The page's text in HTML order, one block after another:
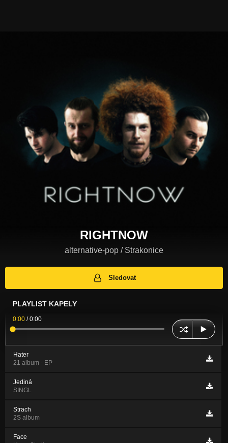
RIGHTNOW
alternative-pop / Strakonice
Sledovat
PLAYLIST KAPELY
0:00 /0:00
Hater
21 album - EP
Jediná
SINGL
Strach
2S album
Face